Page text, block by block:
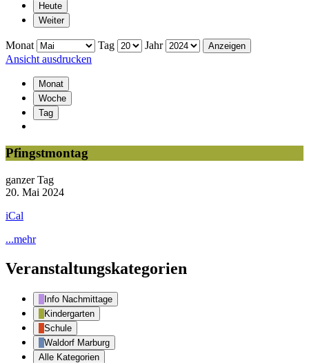
Heute
Weiter
Monat Tag
Jahr
Ansicht ausdrucken
Monat
Woche
Tag
Pfingstmontag
Pfingstmontag
ganzer Tag
20. Mai 2024
iCal
...mehr
Veranstaltungskategorien
Info Nachmittage
Kindergarten
Schule
Waldorf Marburg
Alle Kategorien